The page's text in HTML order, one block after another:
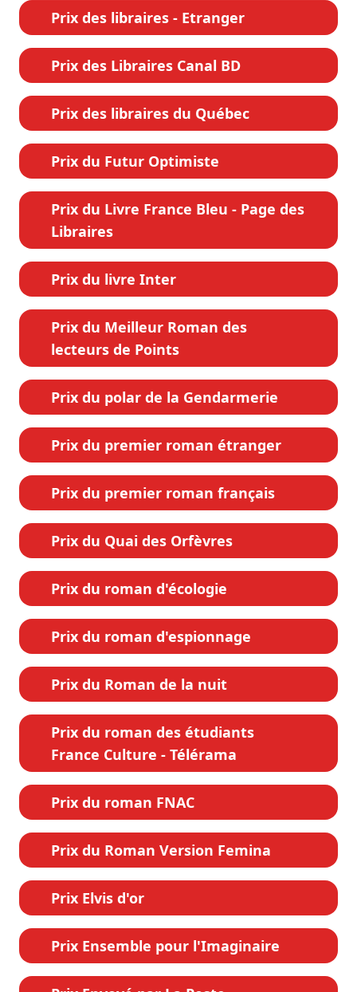
Prix des libraires - Etranger
Prix des Libraires Canal BD
Prix des libraires du Québec
Prix du Futur Optimiste
Prix du Livre France Bleu - Page des
Libraires
Prix du livre Inter
Prix du Meilleur Roman des
lecteurs de Points
Prix du polar de la Gendarmerie
Prix du premier roman étranger
Prix du premier roman français
Prix du Quai des Orfèvres
Prix du roman d'écologie
Prix du roman d'espionnage
Prix du Roman de la nuit
Prix du roman des étudiants
France Culture - Télérama
Prix du roman FNAC
Prix du Roman Version Femina
Prix Elvis d'or
Prix Ensemble pour l'Imaginaire